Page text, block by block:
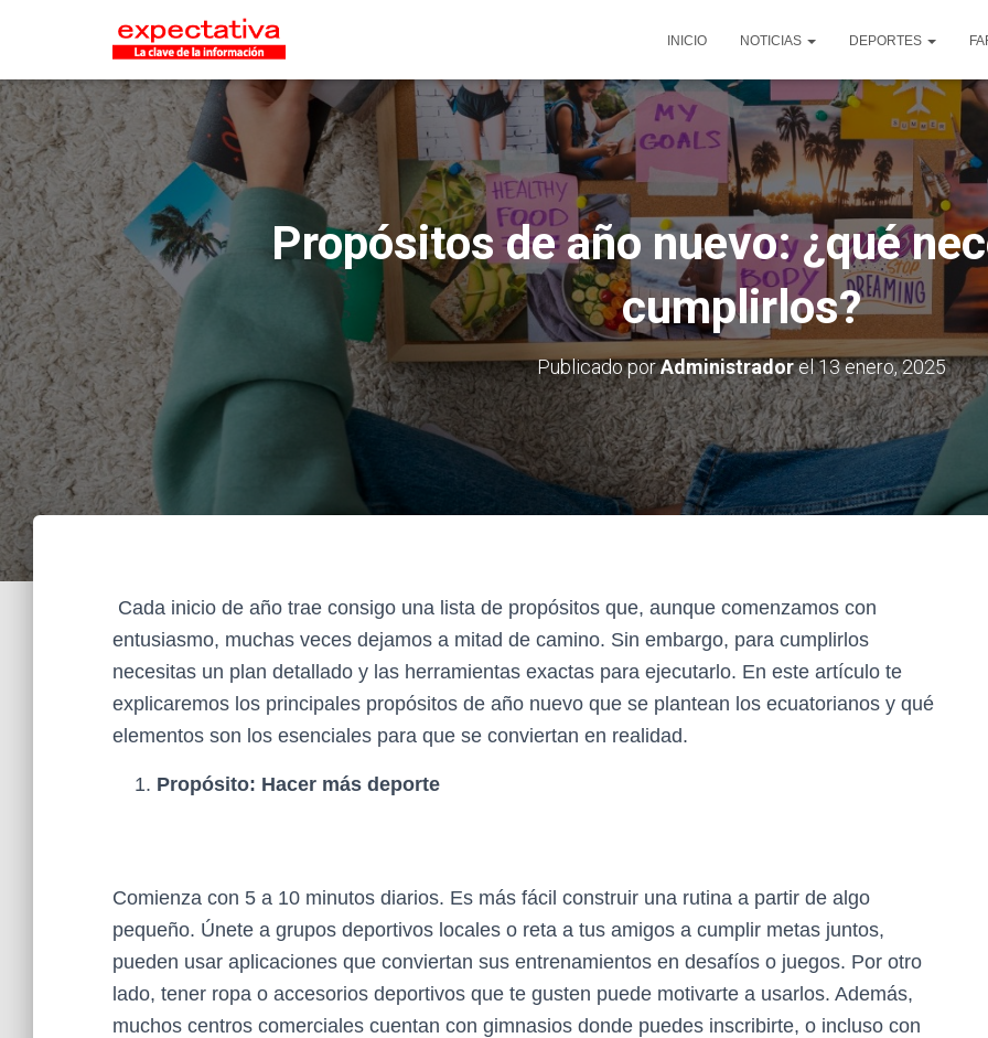
INICIO NOTICIAS DEPORTES
Propósitos de año nuevo: ¿qué
cumplirlos?
Publicado porAdministradorel13 enero, 2025
Cada inicio de año trae consigo una lista de propósitos que, aunque comenzamos con
entusiasmo, muchas veces dejamos a mitad de camino. Sin embargo, para cumplirlos
necesitas un plan detallado y las herramientas exactas para ejecutarlo. En este artículo te
explicaremos los principales propósitos de año nuevo que se plantean los ecuatorianos y qué
elementos son los esenciales para que se conviertan en realidad.
Propósito: Hacer más deporte
Comienza con 5 a 10 minutos diarios. Es más fácil construir una rutina a partir de algo
pequeño. Únete a grupos deportivos locales o reta a tus amigos a cumplir metas juntos,
pueden usar aplicaciones que conviertan sus entrenamientos en desafíos o juegos. Por otro
lado, tener ropa o accesorios deportivos que te gusten puede motivarte a usarlos. Además,
muchos centros comerciales cuentan con gimnasios donde puedes inscribirte, o incluso con